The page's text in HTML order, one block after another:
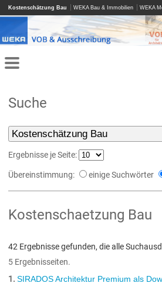
Kostenschätzung Bau WEKA Bau & Immobilien WEKA
Suche
Ergebnisse je Seite:
Übereinstimmung: einige Suchwörter
Kostenschaetzung Bau
42 Ergebnisse gefunden, die alle
5 Ergebnisseiten.
1. SIRADOS Architektur Premium als